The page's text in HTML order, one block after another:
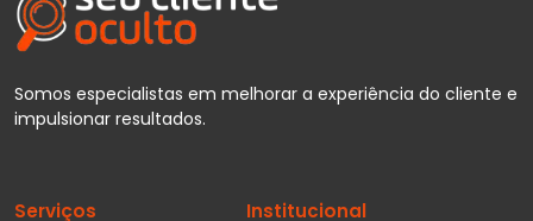
Somos especialistas em melhorar a experiência do cliente e
impulsionar resultados.
Serviços Institucional